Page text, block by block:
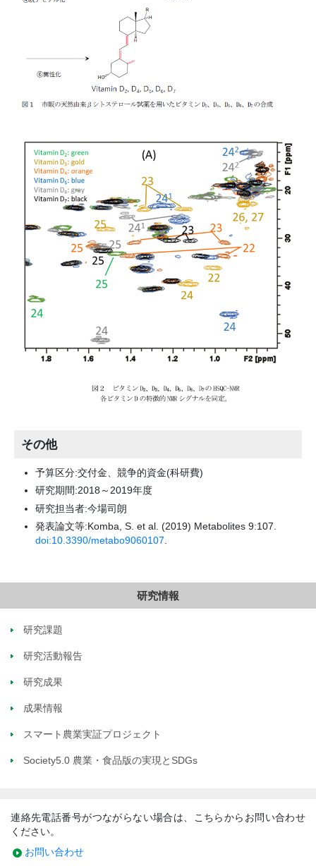
その他
予算区分:交付金、競争的資金(科研費)
研究期間:2018～2019年度
研究担当者:今場司朗
発表論文等:Komba, S. et al. (2019) Metabolites 9:107.
doi:10.3390/metabo9060107.
研究情報
研究課題
研究活動報告
研究成果
成果情報
スマート農業実証プロジェクト
Society5.0 農業・食品版の実現とSDGs
連絡先電話番号がつながらない場合は、こちらからお問い合わせ
ください。
お問い合わせ